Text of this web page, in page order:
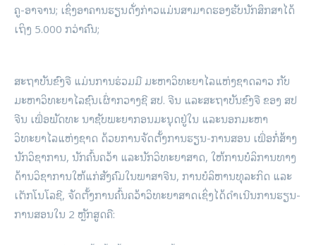
ຄູ-ອາຈານ; ເຊິ່ງອາຄານຮຽນດັ່ງກ່າວແມ່ນສາມາດຮອງຮັບນັກສຶກສາໄດ້
ເຖິງ 5.000 ກວ່າຄົນ;
ສະຖາບັນຂົງຈື ແມ່ນການຮ່ວມມື ມະຫາວິທະຍາໄລແຫ່ງຊາດລາວ ກັບ
ມະຫາວິທະຍາໄລຊົນເຜົ່າກວາງຊີ ສປ. ຈີນ ແລະສະຖາບັນຂົງຈື ຂອງ ສປ
ຈີນ ເພື່ອພັດທະ ນາຊັບພະຍາກອນມະນຸດຢູ່ໃນ ແລະນອກມະຫາ
ວິທະຍາໄລແຫ່ງຊາດ ດ້ວຍການຈັດຕັ້ງການຮຽນ-ການສອນ ເພື່ອກໍ່ສ້າງ
ນັກວິຊາການ, ນັກຄົ້ນຄວ້າ ແລະນັກວິທະຍາສາດ, ໃຫ້ການບໍລິການທາງ
ດ້ານວິຊາການໃຫ້ແກ່ສັງຄົມໃນພາສາຈີນ, ການບໍລິຫານທຸລະກິດ ແລະ
ເຕັກໂນໂລຊີ, ຈັດຕັ້ງການຄົ້ນຄວ້າວິທະຍາສາດເຊິ່ງໄດ້ດຳເນີນການຮຽນ-
ການສອນໃນ 2 ຫຼັກສູດຄື: